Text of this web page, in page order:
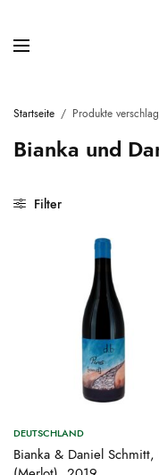
Startseite / Produkte
Bianka und
Filter
DEUTSCHLAND
Bianka & Daniel Schmitt,